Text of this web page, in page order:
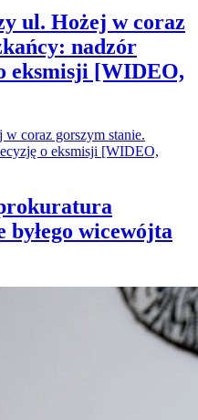
ul. Hożej w coraz
nadzór
eksmisji [WIDEO,
wicewójta